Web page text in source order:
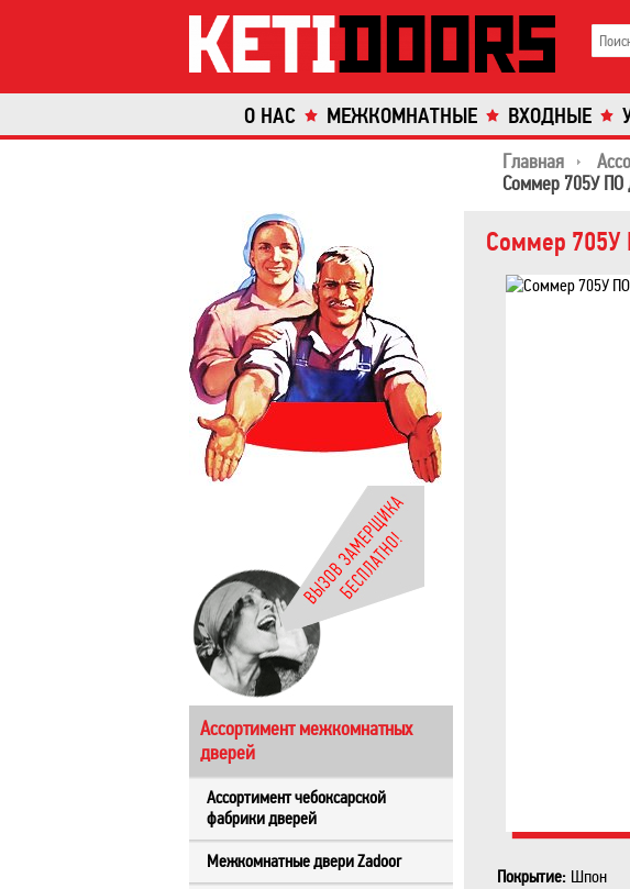
О НАС МЕЖКОМНАТНЫЕ ВХОДНЫЕ
Главная
Соммер 705У ПО
Ассортимент межкомнатных
дверей
Ассортимент чебоксарской
фабрики дверей
Межкомнатные двери Zadoor
Соммер 705У
Покрытие: Шпон